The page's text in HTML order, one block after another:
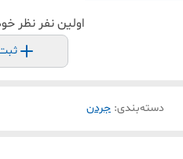
اولین نفر نظر
دسته‌بندی: جردن